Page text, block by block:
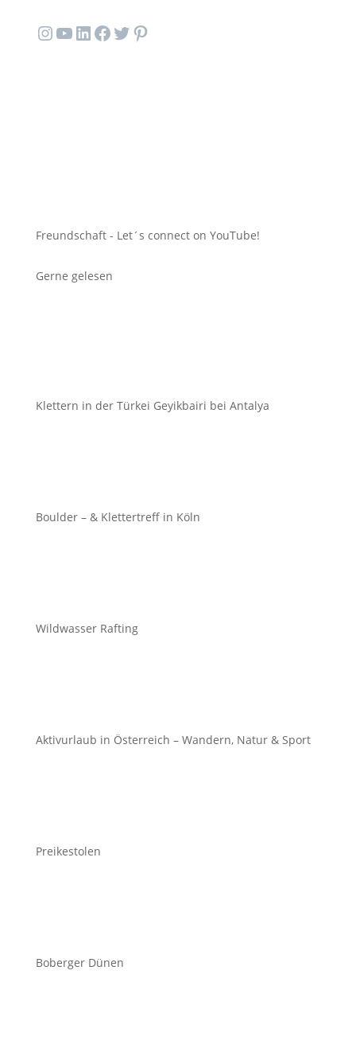
Instagram
YouTube
LinkedIn
Facebook
Twitter
Pinterest
Freundschaft - Let´s connect on YouTube!
Gerne gelesen
Klettern in der Türkei Geyikbairi bei Antalya
Boulder – & Klettertreff in Köln
Wildwasser Rafting
Aktivurlaub in Österreich – Wandern, Natur & Sport
Preikestolen
Boberger Dünen